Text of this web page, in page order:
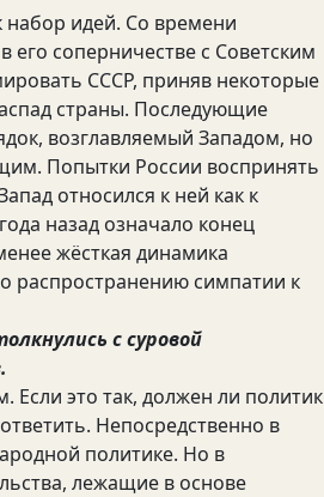
набор идей. Со времени
соперничестве с Советским
СССР, приняв некоторые
страны. Последующие
возглавляемый Западом, но
Попытки России воспринять
относился к ней как к
назад означало конец
жёсткая динамика
распространению симпатии к
с суровой
Если это так, должен ли политик
Непосредственно в
политике. Но в
лежащие в основе